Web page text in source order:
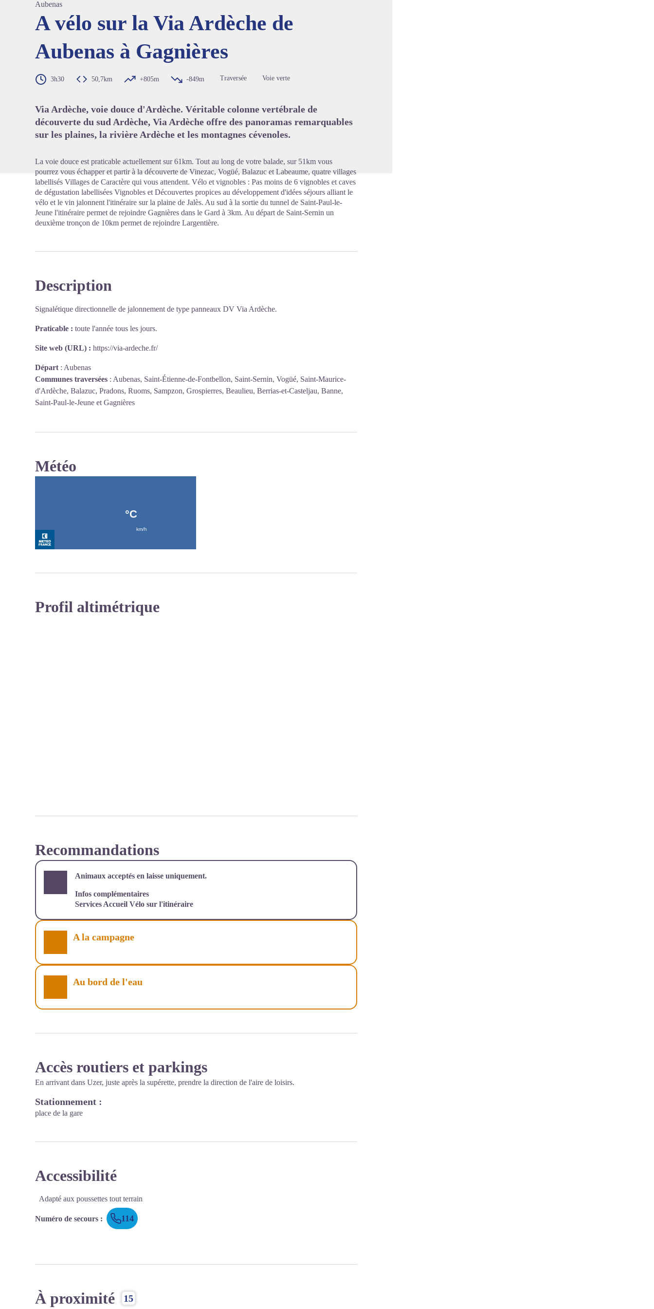
Voir l'image en plein écran
Aubenas
A vélo sur la Via Ardèche de
Aubenas à Gagnières
3h30 50,7km +805m -849m Traversée Voie verte
Via Ardèche, voie douce d'Ardèche. Véritable colonne vertébrale de
découverte du sud Ardèche, Via Ardèche offre des panoramas remarquables
sur les plaines, la rivière Ardèche et les montagnes cévenoles.
La voie douce est praticable actuellement sur 61km. Tout au long de votre balade, sur 51km vous
pourrez vous échapper et partir à la découverte de Vinezac, Vogüé, Balazuc et Labeaume, quatre villages
labellisés Villages de Caractère qui vous attendent. Vélo et vignobles : Pas moins de 6 vignobles et caves
de dégustation labellisées Vignobles et Découvertes propices au développement d'idées séjours alliant le
vélo et le vin jalonnent l'itinéraire sur la plaine de Jalès. Au sud à la sortie du tunnel de Saint-Paul-le-
Jeune l'itinéraire permet de rejoindre Gagnières dans le Gard à 3km. Au départ de Saint-Sernin un
deuxième tronçon de 10km permet de rejoindre Largentière.
Description
Signalétique directionnelle de jalonnement de type panneaux DV Via Ardèche.
Praticable : toute l'année tous les jours.
Site web (URL) : https://via-ardeche.fr/
Départ : Aubenas
Communes traversées : Aubenas, Saint-Étienne-de-Fontbellon, Saint-Sernin, Vogüé, Saint-Maurice-
d'Ardèche, Balazuc, Pradons, Ruoms, Sampzon, Grospierres, Beaulieu, Berrias-et-Casteljau, Banne,
Saint-Paul-le-Jeune et Gagnières
Météo
Profil altimétrique
Recommandations
Animaux acceptés en laisse uniquement.
Infos complémentaires
Services Accueil Vélo sur l'itinéraire
A la campagne
Au bord de l'eau
Accès routiers et parkings
En arrivant dans Uzer, juste après la supérette, prendre la direction de l'aire de loisirs.
Stationnement :
place de la gare
Accessibilité
Adapté aux poussettes tout terrain
Numéro de secours : 114
À proximité 15